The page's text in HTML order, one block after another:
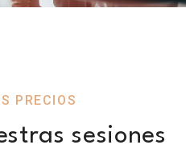
PRECIOS
sesiones